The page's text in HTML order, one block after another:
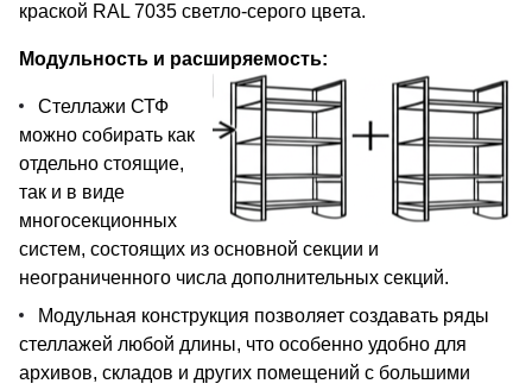
краской RAL 7035 светло-серого цвета.
Модульность и расширяемость:
Стеллажи СТФ
можно собирать как
отдельно стоящие,
так и в виде
многосекционных
систем, состоящих из основной секции и
неограниченного числа дополнительных секций.
Модульная конструкция позволяет создавать ряды
стеллажей любой длины, что особенно удобно для
архивов, складов и других помещений с большими